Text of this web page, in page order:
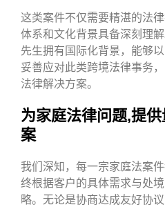
这类案件不仅需要精湛的法
体系和文化背景具备深刻理
先生拥有国际化背景，能够
妥善应对此类跨境法律事务
法律解决方案。
为家庭法律问题,提
案
我们深知，每一宗家庭法案
终根据客户的具体需求与处
略。无论是协商达成友好协